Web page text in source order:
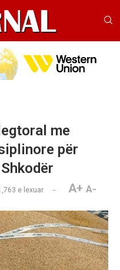
me
për
e lexuar A+ A-